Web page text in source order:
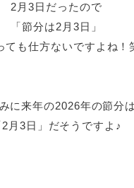
2月3日だったので
「節分は2月3日」
ても仕方ないですよね！
に来年の2026年の節分
2月3日」だそうですよ♪